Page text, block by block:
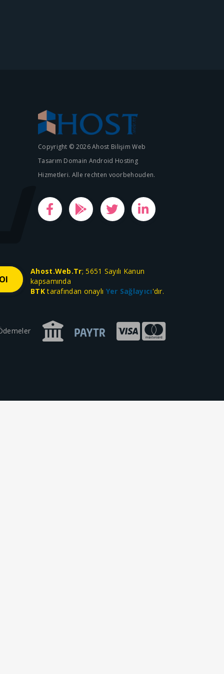
Copyright © 2026 Ahost Bilişim Web
Tasarım Domain Android Hosting
Hizmetleri. Alle rechten voorbehouden.
Ahost.Web.Tr; 5651 Sayılı Kanun
kapsamında
BTKtarafından onaylı Yer Sağlayıcı'dır.